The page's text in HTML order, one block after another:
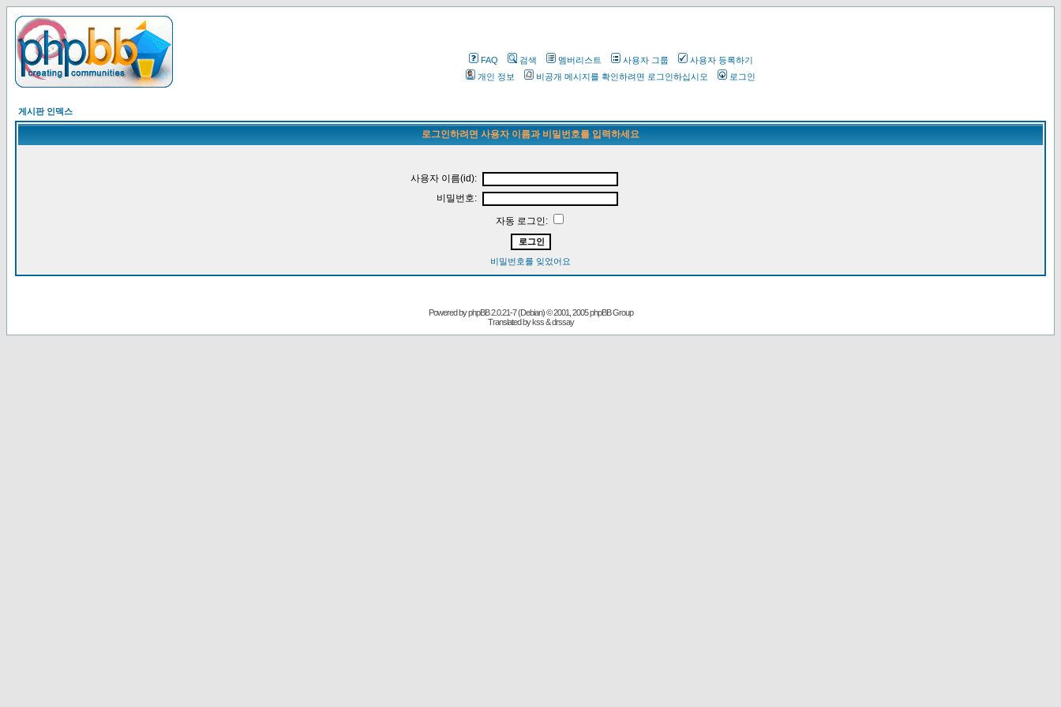
FAQ 검색 멤버리스트 사용자 그룹
사용자 등록하기
개인 정보
비공개 메시지를 확인하려면 로그인하십시오 로그인
게시판 인덱스
로그인하려면 사용자 이름과 비밀번호를 입력하세요
사용자 이름(id):
비밀번호:
자동 로그인:
비밀번호를 잊었어요
Powered byphpBB2.0.21-7 (Debian) © 2001, 2005 phpBB Group
Translated by kss & drssay